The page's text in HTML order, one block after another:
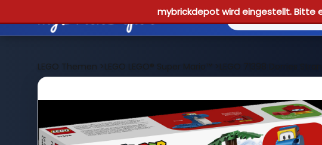
mybrickdepot wird eingestellt. Bitte
LEGO Themen >LEGO LEGO® Super Mario™>LEGO 71398 Dorries